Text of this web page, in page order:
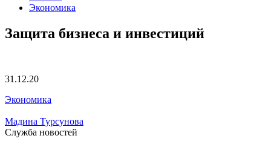
Экономика
Защита бизнеса и инвестиций
31.12.20
Экономика
Мадина Турсунова
Служба новостей